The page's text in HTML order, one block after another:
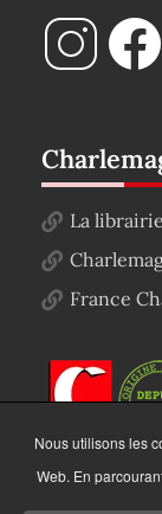
La
France
Nous utilisons les
Web. En